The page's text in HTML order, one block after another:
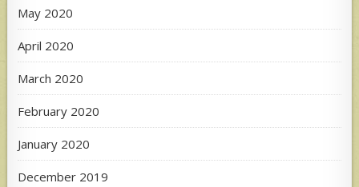
May 2020
April 2020
March 2020
February 2020
January 2020
December 2019